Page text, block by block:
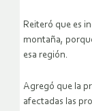
Reiteró que es
montaña,
esa región.
Agregó que la
afectadas las